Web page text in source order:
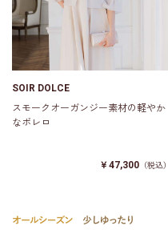
SOIR DOLCE
スモークオーガンジー素材の軽やか
なボレロ
￥47,300 （税込）